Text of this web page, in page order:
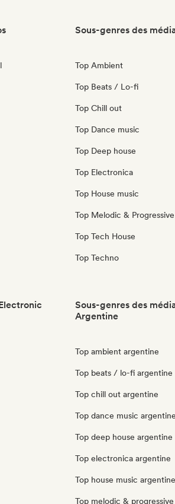
Sous-genres des
Top Ambient
Top Beats / Lo-fi
Top Chill out
Top Dance music
Top Deep house
Top Electronica
Top House music
Top Melodic &
Top Tech House
Top Techno
Sous-genres des
Argentine
Top ambient argentine
Top beats / lo-fi argentine
Top chill out argentine
Top dance music argentine
Top deep house argentine
Top electronica argentine
Top house music argentine
Top melodic &